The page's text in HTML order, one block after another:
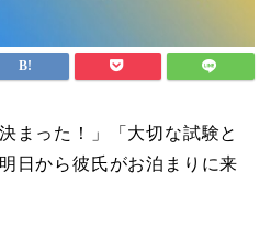
まった！」「大切な試験と
日から彼氏がお泊まりに来